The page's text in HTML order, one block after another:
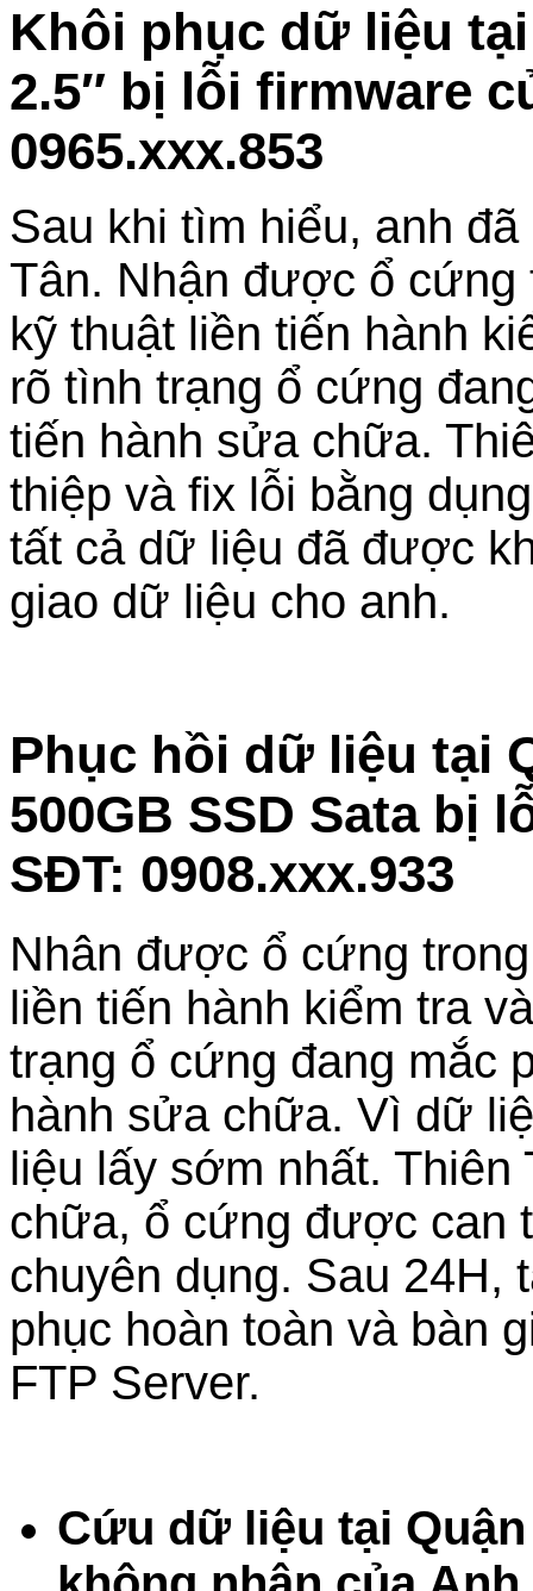
Khôi phục dữ liệu
2.5″ bị lỗi firmware
0965.xxx.853
Sau khi tìm hiểu, anh
Tân. Nhận được ổ cứng
kỹ thuật liền tiến hành
rõ tình trạng ổ cứng
tiến hành sửa chữa.
thiệp và fix lỗi bằng
tất cả dữ liệu đã được
giao dữ liệu cho anh.
Phục hồi dữ liệu tại
500GB SSD Sata bị
SĐT: 0908.xxx.933
Nhân được ổ cứng
liền tiến hành kiểm tra
trạng ổ cứng đang mắc
hành sửa chữa. Vì dữ
liệu lấy sớm nhất.
chữa, ổ cứng được can
chuyên dụng. Sau
phục hoàn toàn và bàn
FTP Server.
Cứu dữ liệu tại